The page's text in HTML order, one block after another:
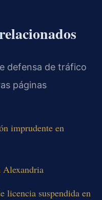
defensa de tráfico
páginas
imprudente en
Alexandria
licencia suspendida en